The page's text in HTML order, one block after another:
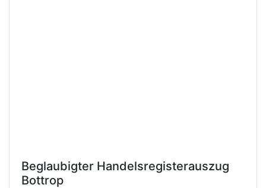
Beglaubigter Handelsregisterauszug
Bottrop